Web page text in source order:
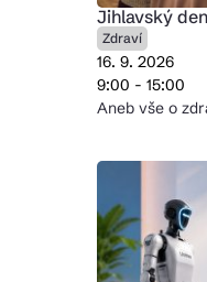
Jihlavský
Zdraví
16. 9. 2026
9:00 - 15:00
Aneb vše o